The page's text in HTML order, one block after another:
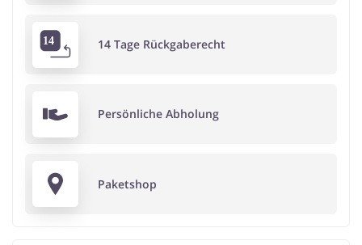
14 Tage Rückgaberecht
Persönliche Abholung
Paketshop